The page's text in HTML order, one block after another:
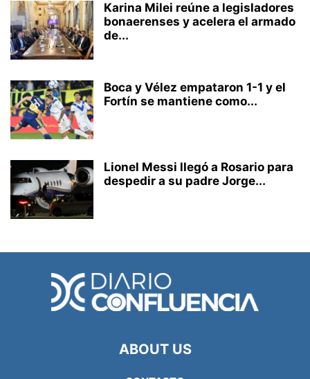
Karina Milei reúne a legisladores
bonaerenses y acelera el armado
de...
Boca y Vélez empataron 1-1 y el
Fortín se mantiene como...
Lionel Messi llegó a Rosario para
despedir a su padre Jorge...
ABOUT US